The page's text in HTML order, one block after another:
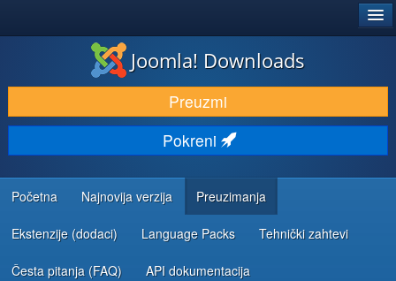
PREUZIMANJE I PROŠIRENJA (EKSTENZIJE)
OTKRIJTE I NAUČITE
ZAJEDNICA I PODRŠKA
RESURSI ZA RAZVOJ
Joomla! Downloads
Preuzmi
Pokreni
Početna Najnovija verzija Preuzimanja
Ekstenzije (dodaci) Language Packs Tehnički zahtevi
Česta pitanja (FAQ) API dokumentacija